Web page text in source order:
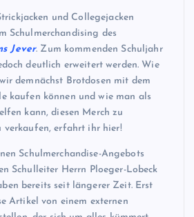
und Collegejacken
Schulmerchandising des
Jever. Zum kommenden Schuljahr
deutlich erweitert werden. Wie
demnächst Brotdosen mit dem
kaufen können und wie man als
kann, diesen Merch zu
verkaufen, erfahrt ihr hier!
Schulmerchandise-Angebots
Schulleiter Herrn Ploeger-Lobeck
bereits seit längerer Zeit. Erst
Artikel von einem externen